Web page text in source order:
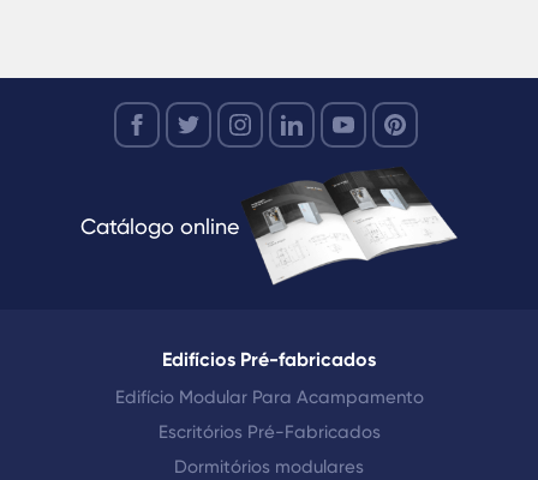
Catálogo online
Edifícios Pré-fabricados
Edifício Modular Para Acampamento
Escritórios Pré-Fabricados
Dormitórios modulares